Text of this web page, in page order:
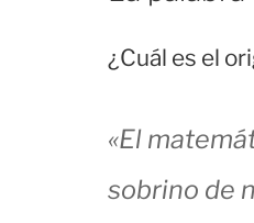
¿Cuál es el
«El
sobrino de